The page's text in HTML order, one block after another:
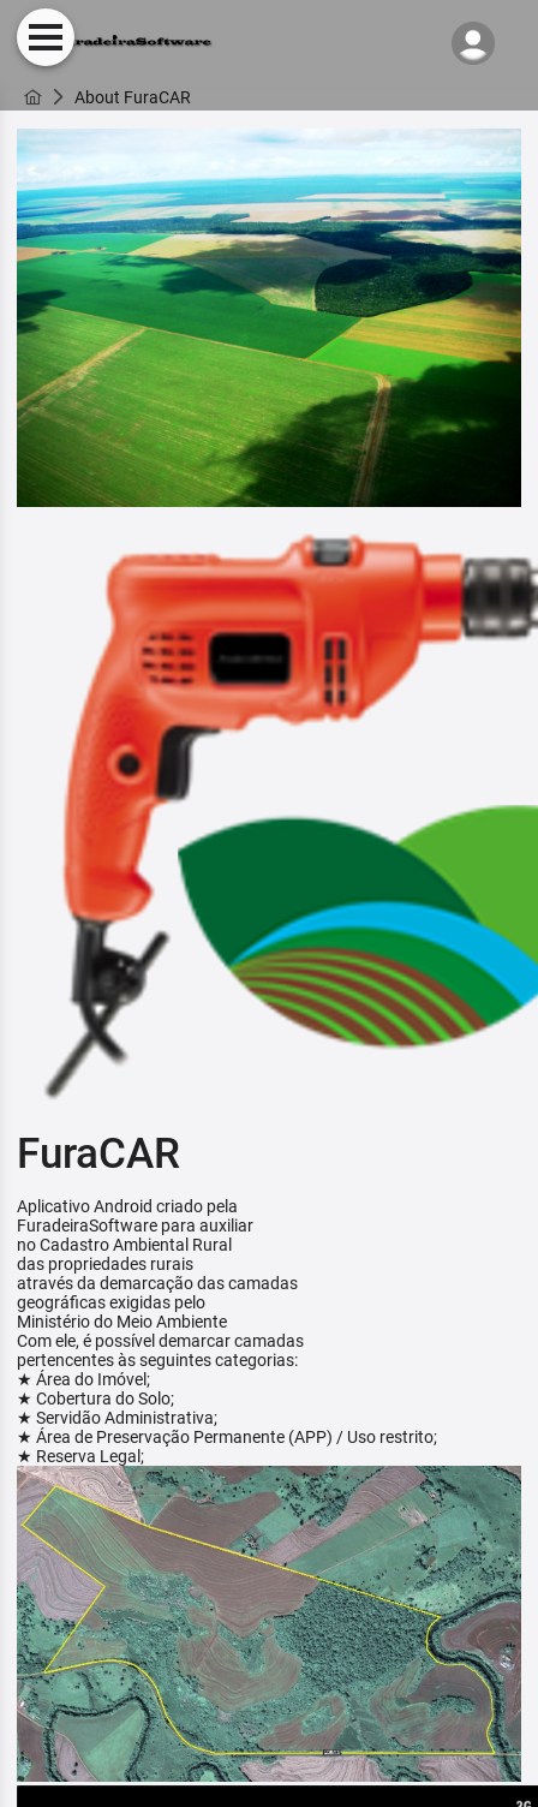
About FuraCAR
FuraCAR
Aplicativo Android criado pela
FuradeiraSoftware para auxiliar
no Cadastro Ambiental Rural
das propriedades rurais
através da demarcação das camadas
geográficas exigidas pelo
Ministério do Meio Ambiente
Com ele, é possível demarcar camadas
pertencentes às seguintes categorias:
★ Área do Imóvel;
★ Cobertura do Solo;
★ Servidão Administrativa;
★ Área de Preservação Permanente (APP) / Uso restrito;
★ Reserva Legal;